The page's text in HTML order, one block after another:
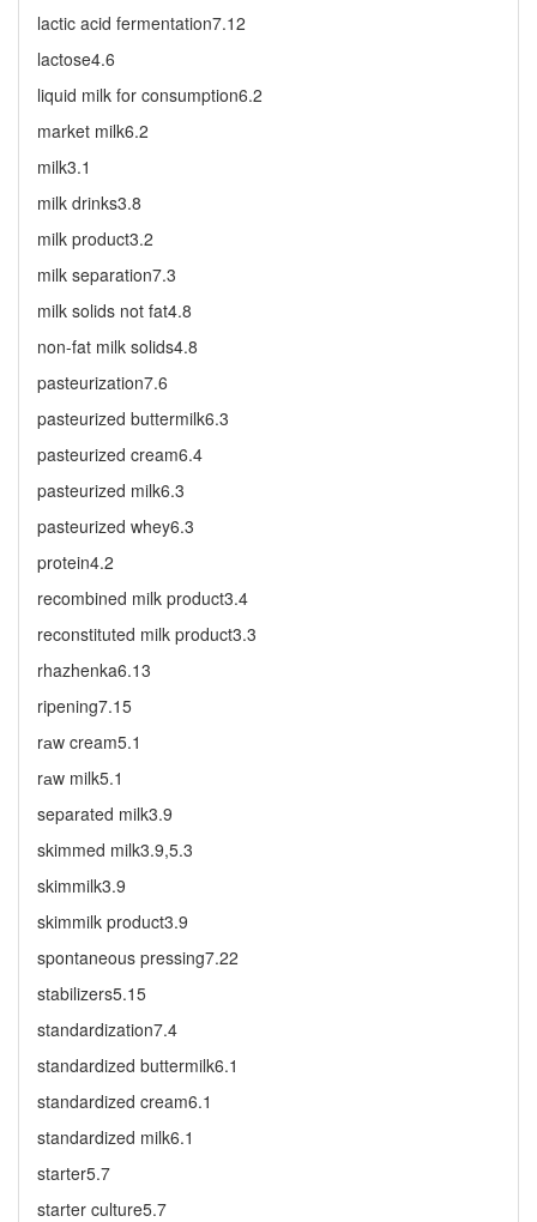
lactic acid fermentation7.12
lactose4.6
liquid milk for consumption6.2
market milk6.2
milk3.1
milk drinks3.8
milk product3.2
milk separation7.3
milk solids not fat4.8
non-fat milk solids4.8
pasteurization7.6
pasteurized buttermilk6.3
pasteurized cream6.4
pasteurized milk6.3
pasteurized whey6.3
protein4.2
recombined milk product3.4
reconstituted milk product3.3
rhazhenka6.13
ripening7.15
rаw cream5.1
rаw milk5.1
separated milk3.9
skimmed milk3.9,5.3
skimmilk3.9
skimmilk product3.9
spontaneous pressing7.22
stabilizers5.15
standardization7.4
standardized buttermilk6.1
standardized cream6.1
standardized milk6.1
starter5.7
starter culture5.7